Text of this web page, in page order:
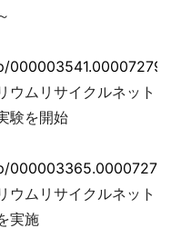
ウムリサイクルネット
験を開始
ウムリサイクルネット
実施